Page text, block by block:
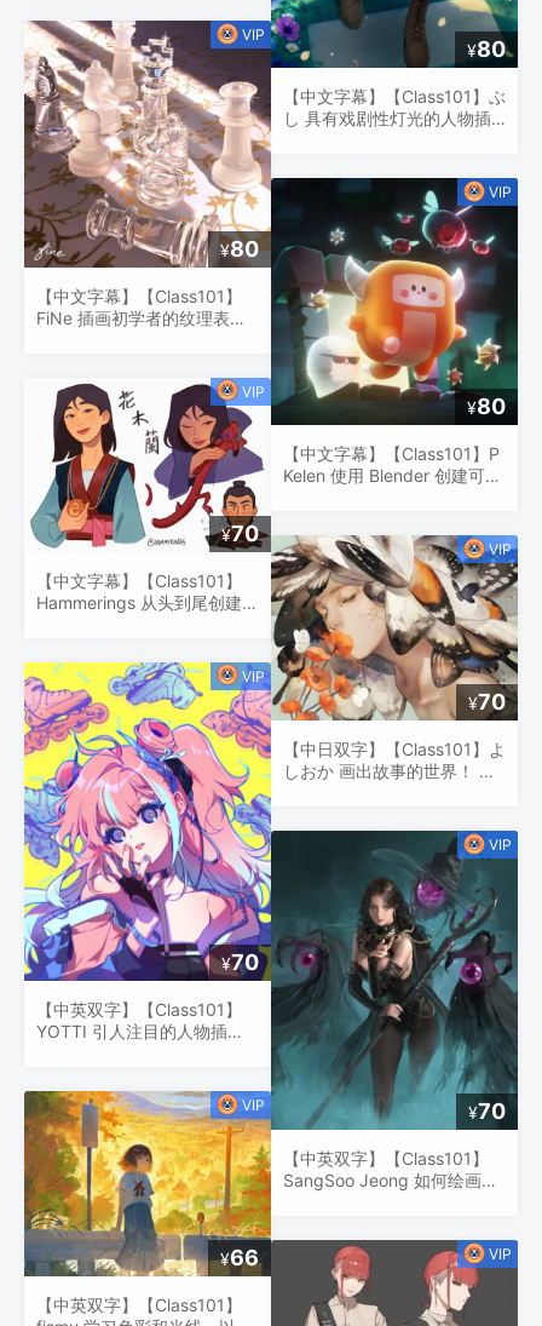
¥80
【中文字幕】【Class101】
FiNe 插画初学者的纹理表达
¥70
【中文字幕】【Class101】
Hammerings 从头到尾创建引
¥70
【中英双字】【Class101】
YOTTI 引人注目的人物插
¥66
【中英双字】【Class101】
¥80
【中文字幕】【Class101】ぶ
し 具有戏剧性灯光的人物插
¥80
【中文字幕】【Class101】P
Kelen 使用 Blender 创建可爱
¥70
【中日双字】【Class101】よ
しおか 画出故事的世界！ 用
¥70
【中英双字】【Class101】
SangSoo Jeong 如何绘画角